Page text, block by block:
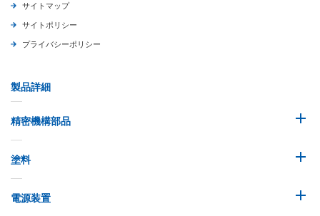
サイトマップ
サイトポリシー
プライバシーポリシー
製品詳細
精密機構部品
塗料
電源装置